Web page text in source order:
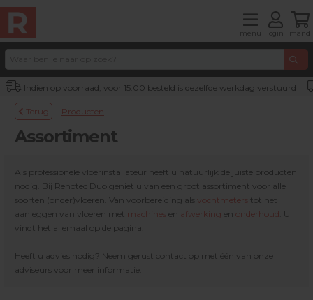
menu login mand
Indien op voorraad, voor 15:00 besteld is dezelfde werkdag verstuurd
Terug Producten
Assortiment
Als professionele vloerinstallateur heeft u natuurlijk de juiste producten
nodig. Bij Renotec Duo geniet u van een groot assortiment voor alle
soorten (onder)vloeren. Van voorbereiding als vochtmeters tot het
aanleggen van vloeren met machines en afwerking en onderhoud . U
vindt het allemaal op de pagina.
Heeft u advies nodig? Neem gerust contact op met één van onze
adviseurs voor meer informatie.